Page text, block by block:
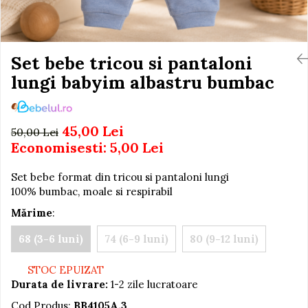
Jucarii de baie
Seturi de frumusete
Caluti balansoar
Interactive, educative si
muzicale
Figurine
Ateliere si unelte
Blocuri de constructie
Covorase de dans
Creative
De plus
Electrocasnice si bucatarii
Fotolii gonflabile
Jocuri de indemanare
Ingrijire cosmetica mamici
Perioada Alaptarii
Perioada Sarcinii
Pompe de san
Sisteme De Purtare
Set bebe tricou si pantaloni
lungi babyim albastru bumbac
50,00 Lei 45,00 Lei
Economisesti: 5,00 Lei
Set bebe format din tricou si pantaloni lungi
100% bumbac, moale si respirabil
Mărime:
68 (3-6 luni)
74 (6-9 luni) 80 (9-12 luni)
STOC EPUIZAT
Durata de livrare: 1-2 zile lucratoare